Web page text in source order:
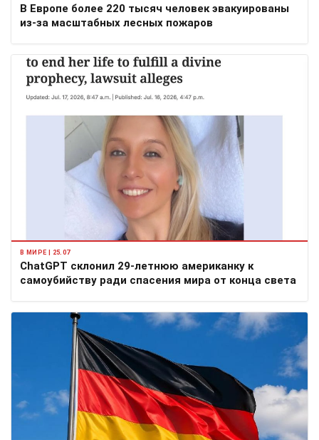
В Европе более 220 тысяч человек эвакуированы
из-за масштабных лесных пожаров
В МИРЕ | 25.07
ChatGPT склонил 29-летнюю американку к
самоубийству ради спасения мира от конца света